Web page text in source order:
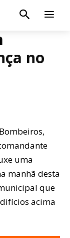
no
uma
manhã desta
que
acima